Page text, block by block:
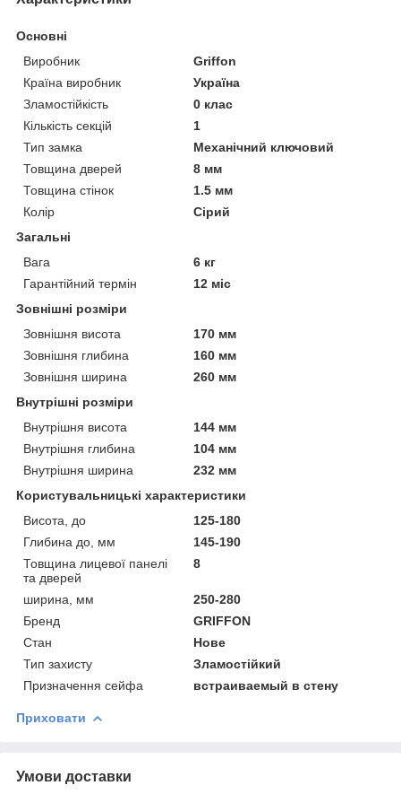
Основні
Виробник
Griffon
Країна виробник
Україна
Зламостійкість
0 клас
Кількість секцій
1
Тип замка
Механічний ключовий
Товщина дверей
8 мм
Товщина стінок
1.5 мм
Колір
Сірий
Загальні
Вага
6 кг
Гарантійний термін
12 міс
Зовнішні розміри
Зовнішня висота
170 мм
Зовнішня глибина
160 мм
Зовнішня ширина
260 мм
Внутрішні розміри
Внутрішня висота
144 мм
Внутрішня глибина
104 мм
Внутрішня ширина
232 мм
Користувальницькі характеристики
Висота, до
125-180
Глибина до, мм
145-190
Товщина лицевої панелі
та дверей
8
ширина, мм
250-280
Бренд
GRIFFON
Стан
Нове
Тип захисту
Зламостійкий
Призначення сейфа
встраиваемый в стену
Приховати
Умови доставки